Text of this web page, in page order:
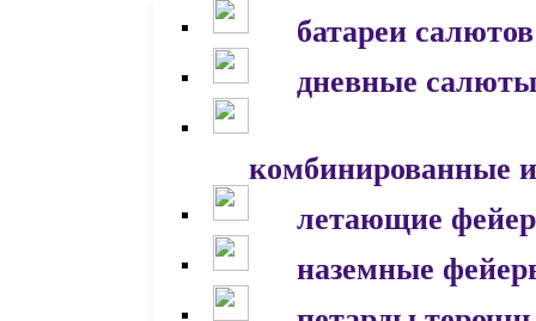
батареи салютов
дневные салюты
комбинированные
летающие
наземные